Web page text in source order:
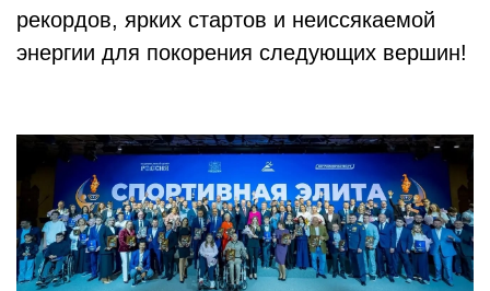
рекордов, ярких стартов и неиссякаемой
энергии для покорения следующих вершин!